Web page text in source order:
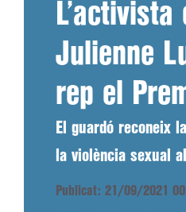
Julienne
rep el
El guardó reconeix
la violència sexual
Publicat: 21/09/2021